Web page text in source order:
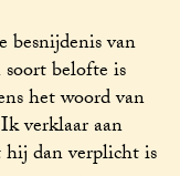
besnijdenis van
belofte is
het woord van
verklaar aan
hij dan verplicht is